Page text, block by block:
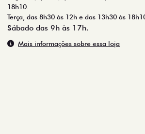
18h10.
Terça, das 8h30 às 12h e das 13h30 às
Sábado das 9h às 17h.
Mais informações sobre essa loja